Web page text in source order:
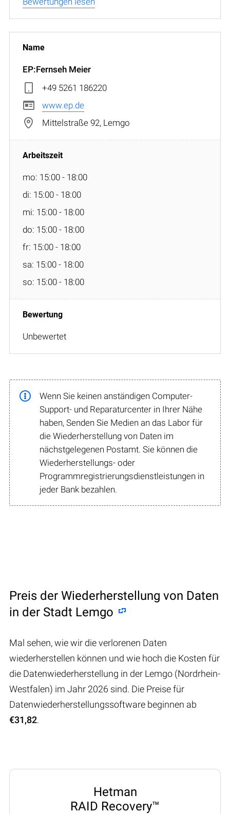
EP:Fernseh Meier
+49 5261 186220
www.ep.de
Mittelstraße 92, Lemgo
mo: 15:00 - 18:00
di: 15:00 - 18:00
mi: 15:00 - 18:00
do: 15:00 - 18:00
fr: 15:00 - 18:00
sa: 15:00 - 18:00
so: 15:00 - 18:00
Unbewertet
Wenn Sie keinen anständigen Computer-
Support- und Reparaturcenter in Ihrer Nähe
haben, Senden Sie Medien an das Labor für
die Wiederherstellung von Daten im
nächstgelegenen Postamt. Sie können die
Wiederherstellungs- oder
Programmregistrierungsdienstleistungen in
jeder Bank bezahlen.
Preis der Wiederherstellung von Daten
in der Stadt Lemgo
Mal sehen, wie wir die verlorenen Daten
wiederherstellen können und wie hoch die Kosten für
die Datenwiederherstellung in der Lemgo (Nordrhein-
Westfalen) im Jahr 2026 sind. Die Preise für
Datenwiederherstellungssoftware beginnen ab
€31,82.
Hetman
RAID Recovery™